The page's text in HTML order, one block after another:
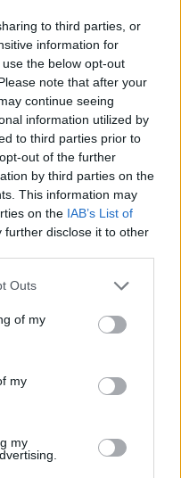
to third parties, or
information for
the below opt-out
note that after your
continue seeing
information utilized by
to third parties prior to
out of the further
by third parties on the
This information may
on the IAB’s List of
further disclose it to other
Outs
of my
my
my